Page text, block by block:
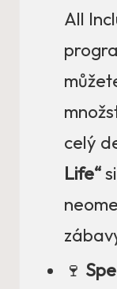
All
celý
Life“
🍷